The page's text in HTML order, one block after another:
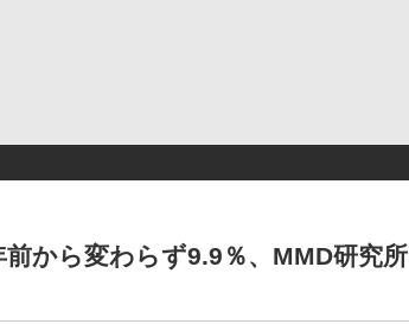
から変わらず9.9％、MMD研究所